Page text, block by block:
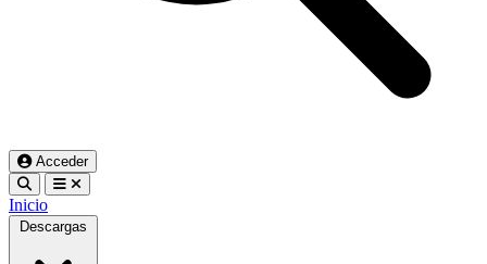
Acceder
Inicio
Descargas